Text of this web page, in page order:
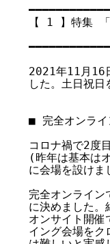
【 1 】 特集 「
2021年11月
した。土日祝
■ 完全オンライ
コロナ禍で2度
(昨年は基本は
に会場を設け
完全オンライ
に決めました
オンサイト開催
イング会場をク